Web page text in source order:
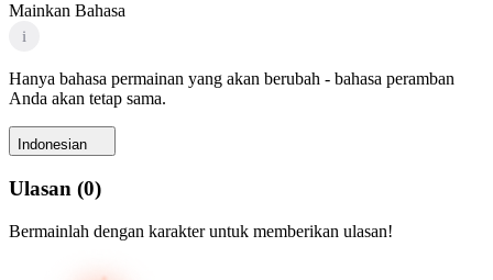
Mainkan Bahasa
i
Hanya bahasa permainan yang akan berubah - bahasa peramban
Anda akan tetap sama.
Indonesian
Ulasan (0)
Bermainlah dengan karakter untuk memberikan ulasan!